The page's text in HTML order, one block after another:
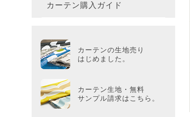
カーテン購入ガイド
カーテンの生地売り
はじめました。
カーテン生地・無料
サンプル請求はこちら。